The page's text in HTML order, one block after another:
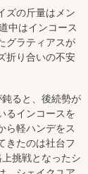
ズの斤量はメン
中はインコース
グラティアスが
折り合いの不安
ると、後続勢が
るインコースを
ら軽ハンデをス
きたのは社台フ
挑戦となったシ